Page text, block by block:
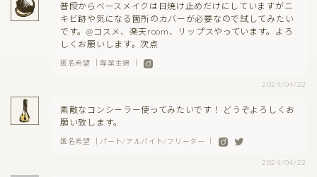
普段からベースメイクは日焼け止めだけにしていますがニ
キビ跡や気になる箇所のカバーが必要なので試してみたい
です。@コスメ、楽天room、リップスやっています。よろ
しくお願いします。次点
匿名希望 ｜専業主婦 ｜
2024/04/22
素敵なコンシーラー使ってみたいです！ どうぞよろしくお
願い致します。
匿名希望 ｜パート/アルバイト/フリーター ｜
2024/04/22